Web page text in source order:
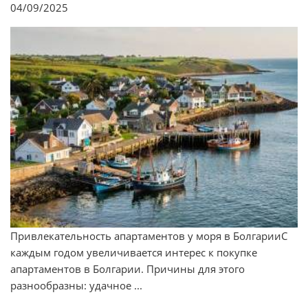
04/09/2025
Привлекательность апартаментов у моря в БолгарииС
каждым годом увеличивается интерес к покупке
апартаментов в Болгарии. Причины для этого
разнообразны: удачное ...